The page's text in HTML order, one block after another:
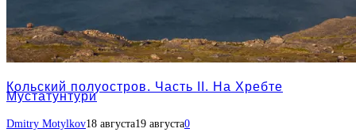
Кольский полуостров. Часть II. На Хребте
Мустатунтури
Dmitry Motylkov18 августа19 августа0